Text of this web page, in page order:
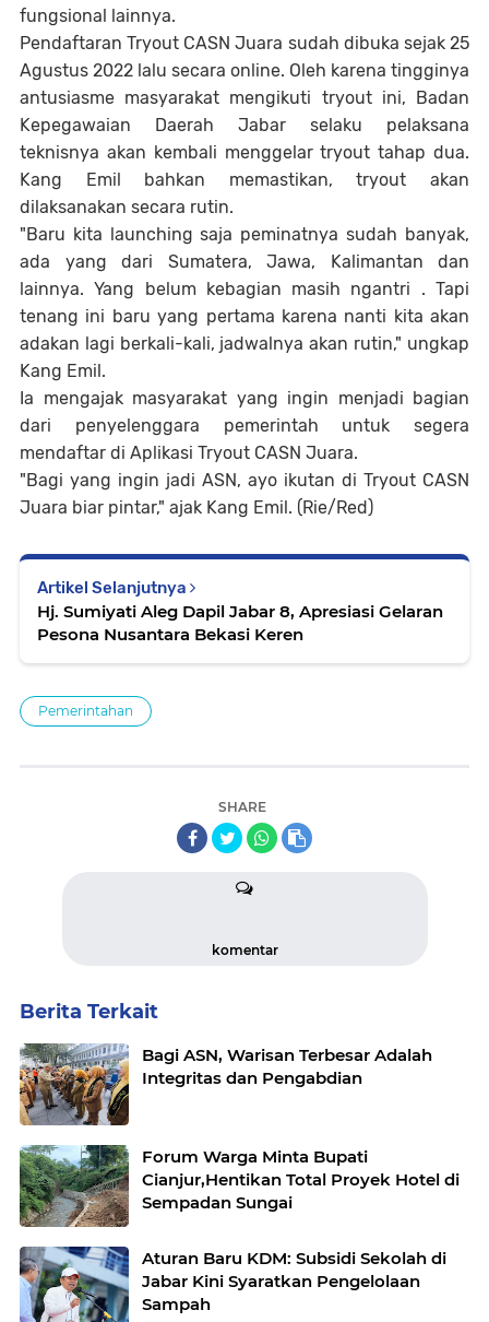
fungsional lainnya.
Pendaftaran Tryout CASN Juara sudah dibuka sejak 25
Agustus 2022 lalu secara online. Oleh karena tingginya
antusiasme masyarakat mengikuti tryout ini, Badan
Kepegawaian Daerah Jabar selaku pelaksana
teknisnya akan kembali menggelar tryout tahap dua.
Kang Emil bahkan memastikan, tryout akan
dilaksanakan secara rutin.
"Baru kita launching saja peminatnya sudah banyak,
ada yang dari Sumatera, Jawa, Kalimantan dan
lainnya. Yang belum kebagian masih ngantri . Tapi
tenang ini baru yang pertama karena nanti kita akan
adakan lagi berkali-kali, jadwalnya akan rutin," ungkap
Kang Emil.
Ia mengajak masyarakat yang ingin menjadi bagian
dari penyelenggara pemerintah untuk segera
mendaftar di Aplikasi Tryout CASN Juara.
"Bagi yang ingin jadi ASN, ayo ikutan di Tryout CASN
Juara biar pintar," ajak Kang Emil. (Rie/Red)
Artikel Selanjutnya
Hj. Sumiyati Aleg Dapil Jabar 8, Apresiasi Gelaran
Pesona Nusantara Bekasi Keren
Pemerintahan
SHARE
komentar
Berita Terkait
Bagi ASN, Warisan Terbesar Adalah
Integritas dan Pengabdian
Forum Warga Minta Bupati
Cianjur,Hentikan Total Proyek Hotel di
Sempadan Sungai
Aturan Baru KDM: Subsidi Sekolah di
Jabar Kini Syaratkan Pengelolaan
Sampah